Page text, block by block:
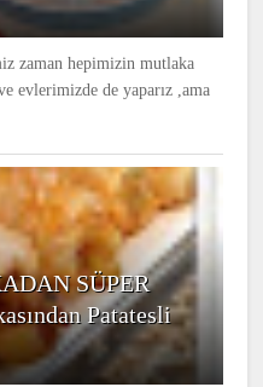
zaman hepimizin mutlaka
evlerimizde de yaparız ,ama
SÜPER
Patatesli